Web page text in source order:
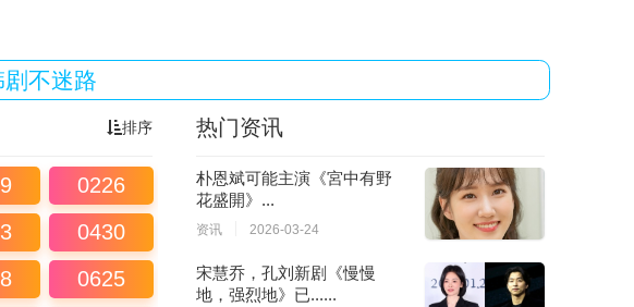
剧不迷路
排序
0226
0430
0625
热门资讯
朴恩斌可能主演《宮中有野
花盛開》...
资讯 2026-03-24
宋慧乔，孔刘新剧《慢慢
地，强烈地》已......